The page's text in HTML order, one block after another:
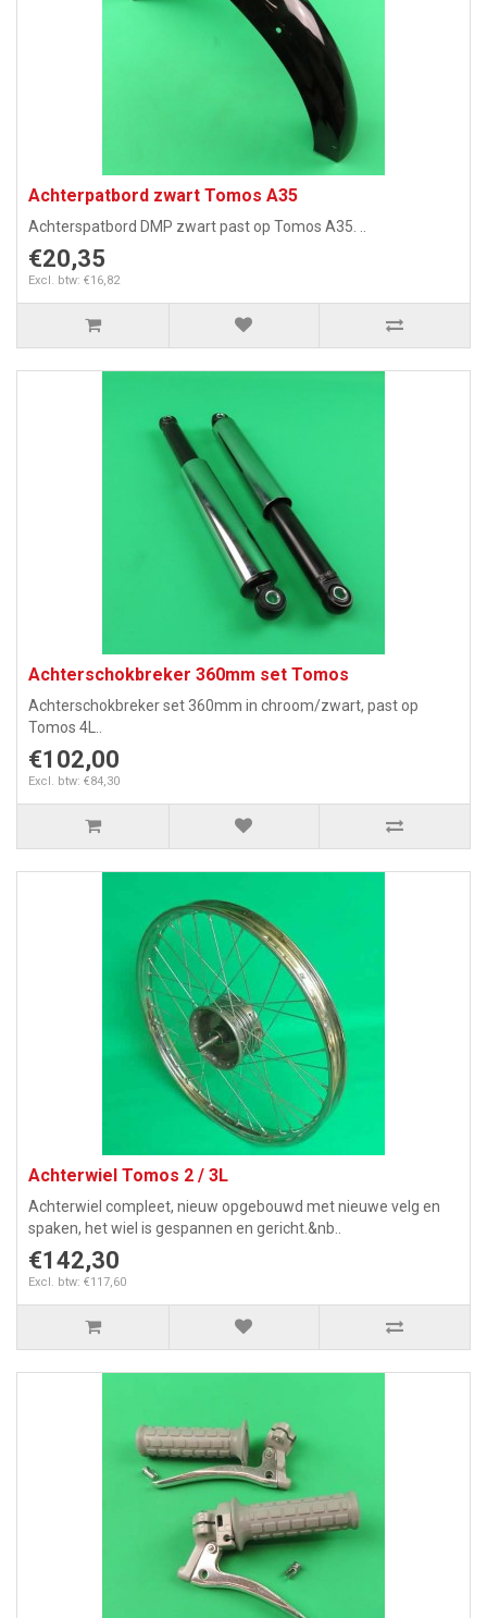
Achterpatbord zwart Tomos A35
Achterspatbord DMP zwart past op Tomos A35. ..
€20,35
Excl. btw: €16,82
Achterschokbreker 360mm set Tomos
Achterschokbreker set 360mm in chroom/zwart, past op
Tomos 4L..
€102,00
Excl. btw: €84,30
Achterwiel Tomos 2 / 3L
Achterwiel compleet, nieuw opgebouwd met nieuwe velg en
spaken, het wiel is gespannen en gericht.&nb..
€142,30
Excl. btw: €117,60